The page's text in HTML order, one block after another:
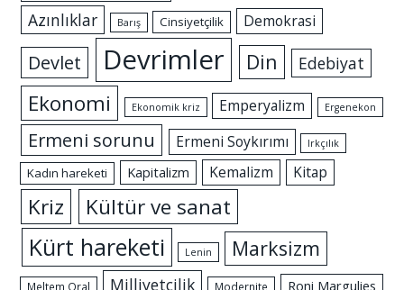
Azınlıklar Barış Cinsiyetçilik Demokrasi
Devlet Devrimler Din Edebiyat
Ekonomi Ekonomik kriz Emperyalizm Ergenekon
Ermeni sorunu Ermeni Soykırımı Irkçılık
Kadın hareketi Kapitalizm Kemalizm Kitap
Kriz Kültür ve sanat
Kürt hareketi Lenin Marksizm
Meltem Oral Milliyetçilik Modernite Roni Margulies